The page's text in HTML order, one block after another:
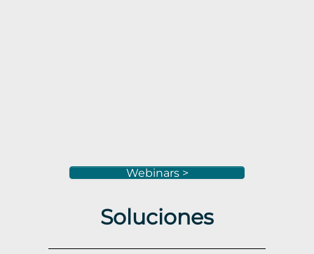
Webinars >
Soluciones